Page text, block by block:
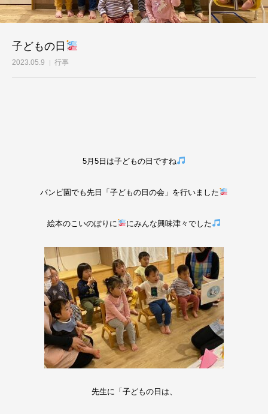
子どもの日
2023.05.9 行事
5月5日は子どもの日ですね
バンビ園でも先日「子どもの日の会」を行いました
絵本のこいのぼりに にみんな興味津々でした
先生に「子どもの日は、